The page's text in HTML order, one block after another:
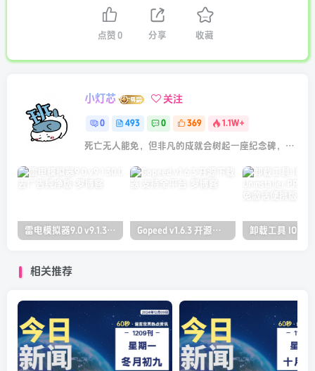
点赞 0 分享 收藏
小灯芯 关注
0 493 0 369 1.1W+
死亡无人能免，但非凡的成就会树起一座纪念碑，它将一直立到太阳冷却之时
雷电模拟器9.0 v9.1.30.0 去广告纯净版 Gopeed v1.6.3 开源下载器 支持全平台
相关推荐